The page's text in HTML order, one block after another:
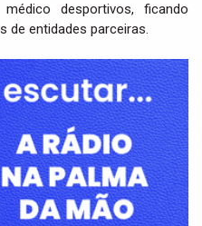
desportivos, ficando
de entidades parceiras.